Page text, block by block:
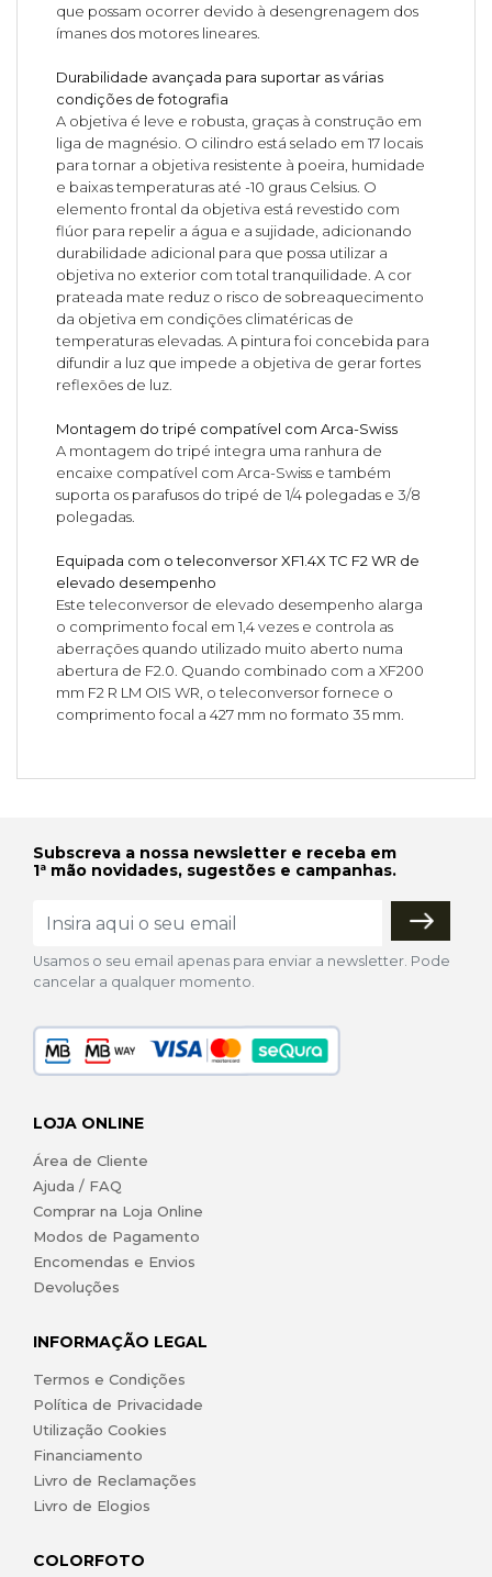
que possam ocorrer devido à desengrenagem dos
ímanes dos motores lineares.
Durabilidade avançada para suportar as várias
condições de fotografia
A objetiva é leve e robusta, graças à construção em
liga de magnésio. O cilindro está selado em 17 locais
para tornar a objetiva resistente à poeira, humidade
e baixas temperaturas até -10 graus Celsius. O
elemento frontal da objetiva está revestido com
flúor para repelir a água e a sujidade, adicionando
durabilidade adicional para que possa utilizar a
objetiva no exterior com total tranquilidade. A cor
prateada mate reduz o risco de sobreaquecimento
da objetiva em condições climatéricas de
temperaturas elevadas. A pintura foi concebida para
difundir a luz que impede a objetiva de gerar fortes
reflexões de luz.
Montagem do tripé compatível com Arca-Swiss
A montagem do tripé integra uma ranhura de
encaixe compatível com Arca-Swiss e também
suporta os parafusos do tripé de 1/4 polegadas e 3/8
polegadas.
Equipada com o teleconversor XF1.4X TC F2 WR de
elevado desempenho
Este teleconversor de elevado desempenho alarga
o comprimento focal em 1,4 vezes e controla as
aberrações quando utilizado muito aberto numa
abertura de F2.0. Quando combinado com a XF200
mm F2 R LM OIS WR, o teleconversor fornece o
comprimento focal a 427 mm no formato 35 mm.
Subscreva a nossa newsletter e receba em
1ª mão novidades, sugestões e campanhas.
Usamos o seu email apenas para enviar a newsletter. Pode
cancelar a qualquer momento.
LOJA ONLINE
Área de Cliente
Ajuda / FAQ
Comprar na Loja Online
Modos de Pagamento
Encomendas e Envios
Devoluções
INFORMAÇÃO LEGAL
Termos e Condições
Política de Privacidade
Utilização Cookies
Financiamento
Livro de Reclamações
Livro de Elogios
COLORFOTO